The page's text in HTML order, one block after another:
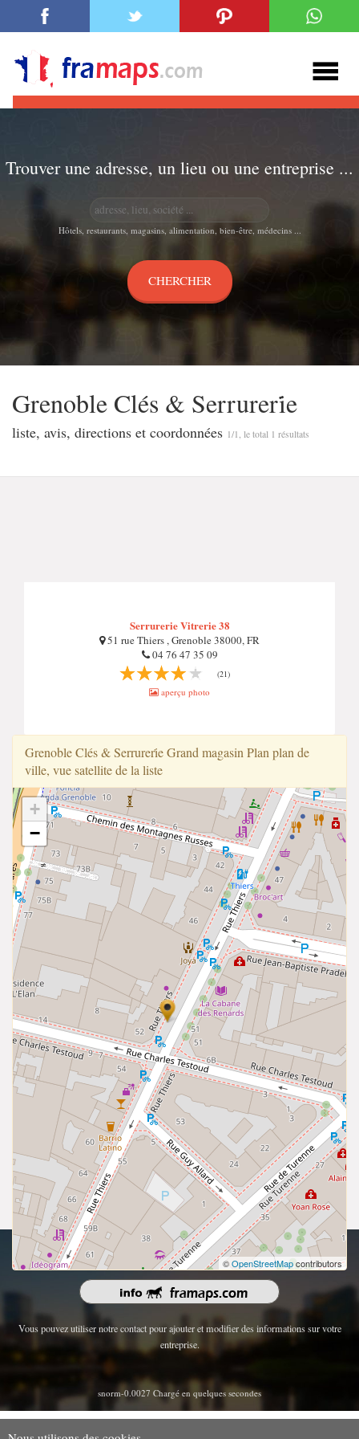
Trouver une adresse, un lieu ou une entreprise ...
Hôtels, restaurants, magasins, alimentation, bien-être, médecins ...
Grenoble Clés & Serrureri̇e
liste, avis, directions et coordonnées 1/1, le total 1 résultats
Serrurerie Vitrerie 38
51 rue Thiers , Grenoble 38000, FR
04 76 47 35 09
(21)
aperçu photo
Grenoble Clés & Serrureri̇e Grand magasin Plan plan de
ville, vue satellite de la liste
+
−
©OpenStreetMapcontributors
droits d'auteur 2026 | Tous les droits sont réservés.
Vous pouvez utiliser notre contact pour ajouter et modifier des informations sur votre
entreprise.
snorm-0.0027 Chargé en quelques secondes